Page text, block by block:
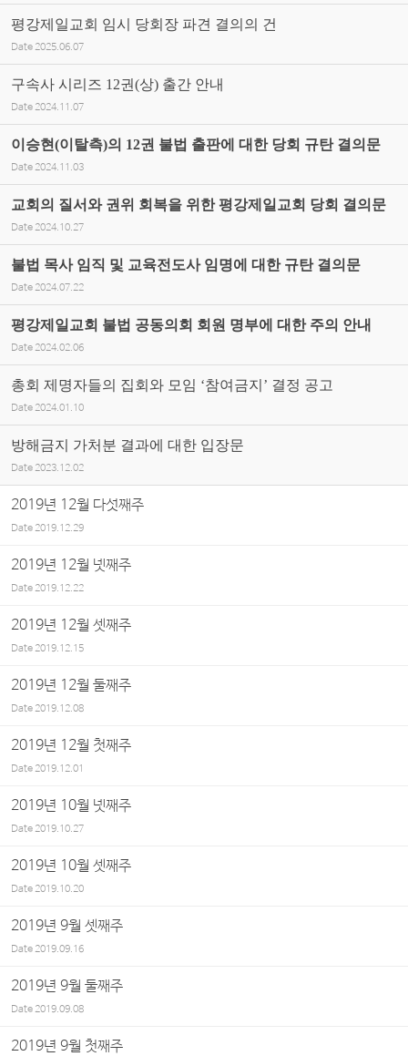
평강제일교회 임시 당회장 파견 결의의 건
Date 2025.06.07
구속사 시리즈 12권(상) 출간 안내
Date 2024.11.07
이승현(이탈측)의 12권 불법 출판에 대한 당회 규탄 결의문
Date 2024.11.03
교회의 질서와 권위 회복을 위한 평강제일교회 당회 결의문
Date 2024.10.27
불법 목사 임직 및 교육전도사 임명에 대한 규탄 결의문
Date 2024.07.22
평강제일교회 불법 공동의회 회원 명부에 대한 주의 안내
Date 2024.02.06
총회 제명자들의 집회와 모임 ‘참여금지’ 결정 공고
Date 2024.01.10
방해금지 가처분 결과에 대한 입장문
Date 2023.12.02
2019년 12월 다섯째주
Date2019.12.29
2019년 12월 넷째주
Date2019.12.22
2019년 12월 셋째주
Date2019.12.15
2019년 12월 둘째주
Date2019.12.08
2019년 12월 첫째주
Date2019.12.01
2019년 10월 넷째주
Date2019.10.27
2019년 10월 셋째주
Date2019.10.20
2019년 9월 셋째주
Date2019.09.16
2019년 9월 둘째주
Date2019.09.08
2019년 9월 첫째주